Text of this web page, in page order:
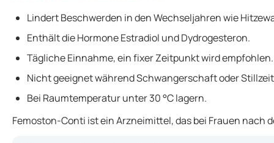
Lindert Beschwerden in den Wechseljahren wie
Enthält die Hormone Estradiol und Dydrogesteron.
Tägliche Einnahme, ein fixer Zeitpunkt wird empfohlen.
Nicht geeignet während Schwangerschaft oder
Bei Raumtemperatur unter 30 °C lagern.
Femoston-Conti ist ein Arzneimittel, das bei Frauen nach